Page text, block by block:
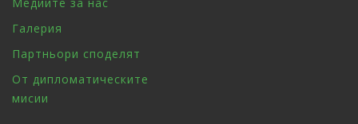
Галерия
Партньори споделят
От дипломатическите
мисии